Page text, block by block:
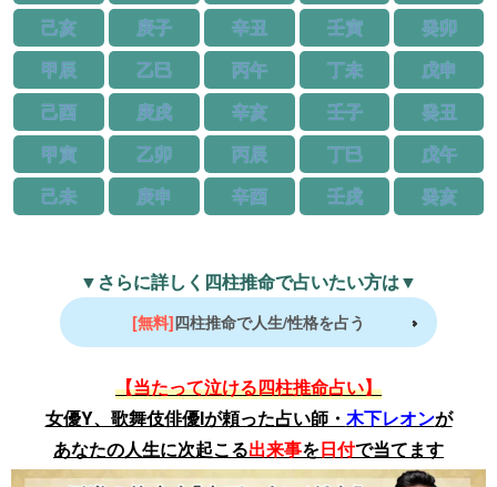
己亥
庚子 辛丑 壬寅
癸卯
甲辰
乙巳 丙午 丁未
戊申
己酉
庚戌 辛亥 壬子
癸丑
甲寅
乙卯 丙辰 丁巳
戊午
己未
庚申 辛酉 壬戌 癸亥
▼さらに詳しく四柱推命で占いたい方は▼
[無料]四柱推命で人生/性格を占う
【当たって泣ける四柱推命占い】
女優Y、歌舞伎俳優Iが頼った占い師・ 木下レオンが
あなたの人生に次起こる出来事を日付で当てます